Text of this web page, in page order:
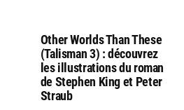
Other Worlds Than These
(Talisman 3) : découvrez
les illustrations du roman
de Stephen King et Peter
Straub